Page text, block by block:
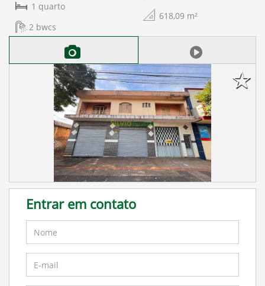
1 quarto
2 bwcs
618,09 m²
Entrar em contato